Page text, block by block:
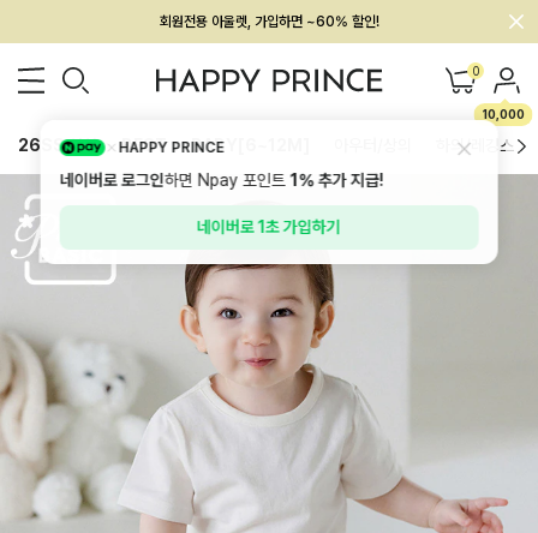
멤버십 최대 28,000원 혜택
0
10,000
26SS 신상 BEST BABY[6~12M] 하의/레깅스
HAPPY PRINCE
네이버로 로그인하면 Npay 포인트1%추가 지급!
네이버로 1초 가입하기